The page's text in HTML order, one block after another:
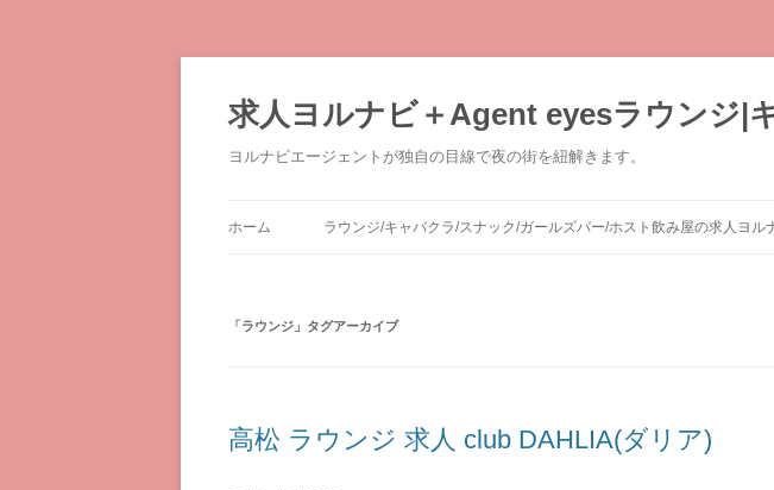
求人ヨルナビ＋Agent eyesラウンジ|
ヨルナビエージェントが独自の目線で夜の街を紐解きます。
ホーム ラウンジ/キャバクラ/スナック/ガールズバー/ホスト飲み屋の求人ヨル
「ラウンジ 」タグアーカイブ
高松 ラウンジ 求人 club DAHLIA(ダリア)